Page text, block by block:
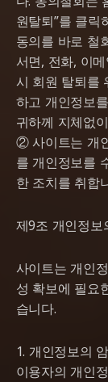
원탈퇴”를 클릭
동의를 바로 철
서면, 전화, 이
시 회원 탈퇴를
하고 개인정보
귀하께 지체없
② 사이트는 개
를 개인정보를
한 조치를 취합
제9조 개인정보
사이트는 개인
성 확보에 필요
습니다.
1. 개인정보의
이용자의 개인